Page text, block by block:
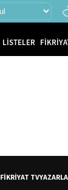
LİSTELER
FİKRİYAT TV